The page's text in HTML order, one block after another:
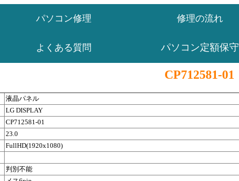
パソコン修理 修理の流れ
よくある質問 パソコン定額保守
CP712581-01
液晶パネル
LG DISPLAY
CP712581-01
23.0
FullHD(1920x1080)
判別不能